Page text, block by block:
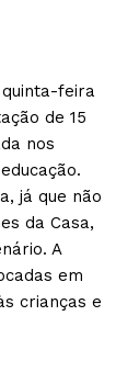
feira
de 15
nos
já que não
da Casa,
A
em
crianças e